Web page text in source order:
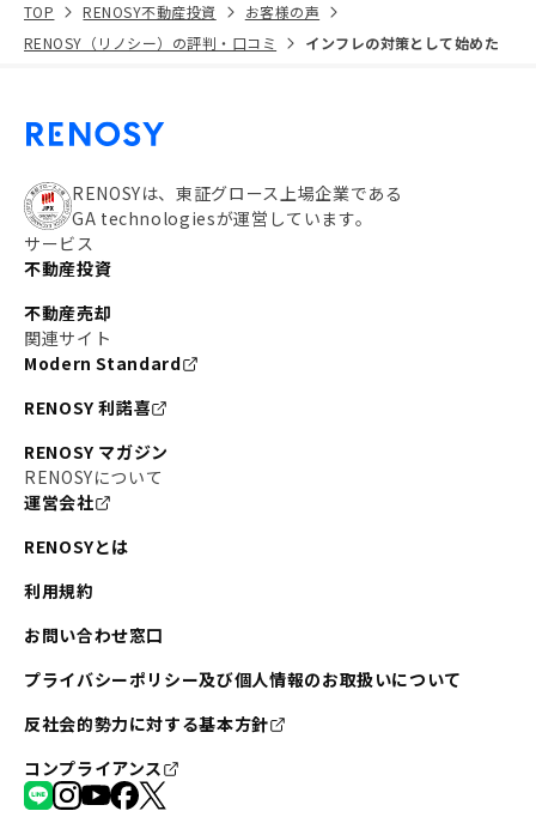
TOP RENOSY不動産投資
お客様の声
RENOSY（リノシー）の評判・口コミ
インフレの対策として始めた
RENOSYは、東証グロース上場企業である
GA technologiesが運営しています。
サービス
不動産投資
不動産売却
関連サイト
Modern Standard
RENOSY 利諾喜
RENOSY マガジン
RENOSYについて
運営会社
RENOSYとは
利用規約
お問い合わせ窓口
プライバシーポリシー及び個人情報のお取扱いについて
反社会的勢力に対する基本方針
コンプライアンス